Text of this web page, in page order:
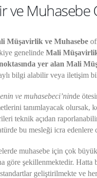
ve Muhasebe
Müşavirlik ve Muhasebe
genelinde Mali
yer alan Mali
bilgi alabilir veya iletişim
ve muhasebeci’ninde
tanımlayacak olursak,
teknik açıdan
bu mesleği icra edenlere
muhasebe için çok
göre şekillenmektedir.
geliştirilmekte ve